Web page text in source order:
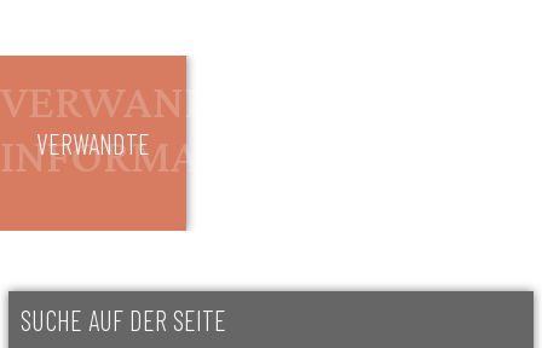
VERWANDTE
SUCHE AUF DER SEITE